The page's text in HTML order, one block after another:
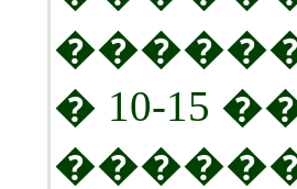
� 10-15